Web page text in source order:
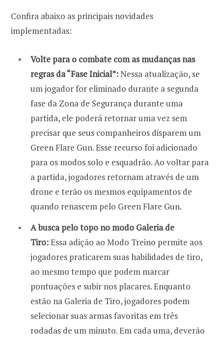
Confira abaixo as principais novidades
implementadas:
Volte para o combate com as mudanças nas
regras da “Fase Inicial”:Nessa atualização, se
um jogador for eliminado durante a segunda
fase da Zona de Segurança durante uma
partida, ele poderá retornar uma vez sem
precisar que seus companheiros disparem um
Green Flare Gun. Esse recurso foi adicionado
para os modos solo e esquadrão. Ao voltar para
a partida, jogadores retornam através de um
drone e terão os mesmos equipamentos de
quando renascem pelo Green Flare Gun.
A busca pelo topo no modo Galeria de
Tiro:Essa adição ao Modo Treino permite aos
jogadores praticarem suas habilidades de tiro,
ao mesmo tempo que podem marcar
pontuações e subir nos placares. Enquanto
estão na Galeria de Tiro, jogadores podem
selecionar suas armas favoritas em três
rodadas de um minuto. Em cada uma, deverão